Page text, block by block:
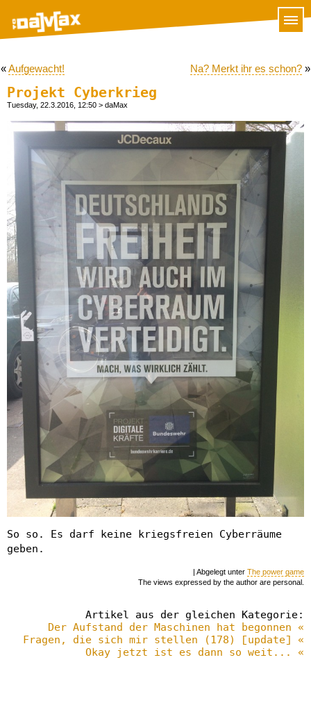
«Aufgewacht! Na? Merkt ihr es schon? »
Projekt Cyberkrieg
Tuesday, 22.3.2016, 12:50 > daMax
So so. Es darf keine kriegsfreien Cyberräume
geben.
| Abgelegt unter The power game
The views expressed by the author are personal.
Artikel aus der gleichen Kategorie:
Der Aufstand der Maschinen hat begonnen «
Fragen, die sich mir stellen (178) [update] «
Okay jetzt ist es dann so weit... «